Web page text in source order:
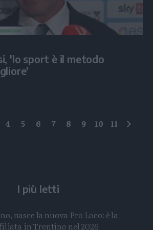
'lo sport è il metodo
4 5 6 7 8 9 10 11
I più letti
nasce la nuova Pro Loco: è la
in Trentino nel 2026